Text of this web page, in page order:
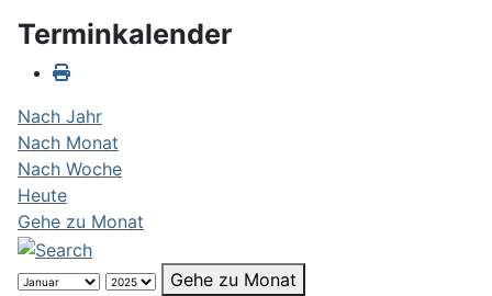
Terminkalender
Nach Jahr
Nach Monat
Nach Woche
Heute
Gehe zu Monat
Gehe zu Monat